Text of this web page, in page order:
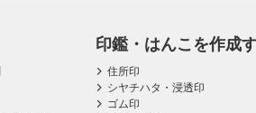
印鑑・はんこを作成
住所印
シヤチハタ・浸透印
ゴム印